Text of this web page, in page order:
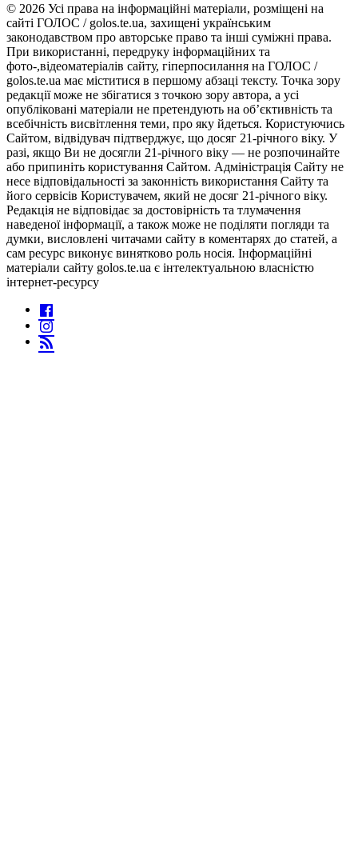
© 2026 Усі права на інформаційні матеріали, розміщені на
сайті ГОЛОС / golos.te.ua, захищені українським
законодавством про авторське право та інші суміжні права.
При використанні, передруку інформаційних та
фото-,відеоматеріалів сайту, гіперпосилання на ГОЛОС /
golos.te.ua має міститися в першому абзаці тексту. Точка зору
редакції може не збігатися з точкою зору автора, а усі
опубліковані матеріали не претендують на об’єктивність та
всебічність висвітлення теми, про яку йдеться. Користуючись
Сайтом, відвідувач підтверджує, що досяг 21-річного віку. У
разі, якщо Ви не досягли 21-річного віку — не розпочинайте
або припиніть користування Сайтом. Адміністрація Сайту не
несе відповідальності за законність використання Сайту та
його сервісів Користувачем, який не досяг 21-річного віку.
Редакція не відповідає за достовірність та тлумачення
наведеної інформації, а також може не поділяти погляди та
думки, висловлені читачами сайту в коментарях до статей, а
сам ресурс виконує винятково роль носія. Інформаційні
матеріали сайту golos.te.ua є інтелектуальною власністю
інтернет-ресурсу